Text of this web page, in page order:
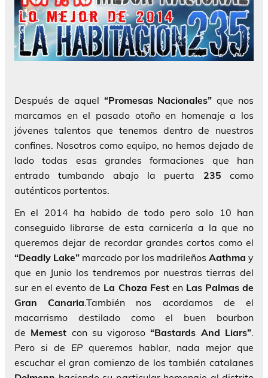
Después de aquel “Promesas Nacionales” que nos
marcamos en el pasado otoño en homenaje a los
jóvenes talentos que tenemos dentro de nuestros
confines. Nosotros como equipo, no hemos dejado de
lado todas esas grandes formaciones que han
entrado tumbando abajo la puerta 235 como
auténticos portentos.
En el 2014 ha habido de todo pero solo 10 han
conseguido librarse de esta carnicería a la que no
queremos dejar de recordar grandes cortos como el
“Deadly Lake” marcado por los madrileños Aathma y
que en Junio los tendremos por nuestras tierras del
sur en el evento de La Choza Festen Las Palmas de
Gran Canaria .También nos acordamos de el
macarrismo destilado como el buen bourbon
de Memest con su vigoroso“Bastards And Liars”
Pero si de EP queremos hablar, nada mejor que
escuchar el gran comienzo de los también catalanes